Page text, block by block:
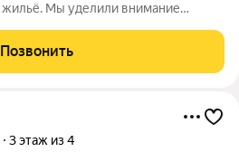
жильё. Мы уделили внимание
«ПИОНЕР» обустроены детские
Позвонить
3 этаж из 4